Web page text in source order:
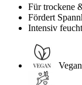
Für trockene
Fördert
Intensiv
Vegan